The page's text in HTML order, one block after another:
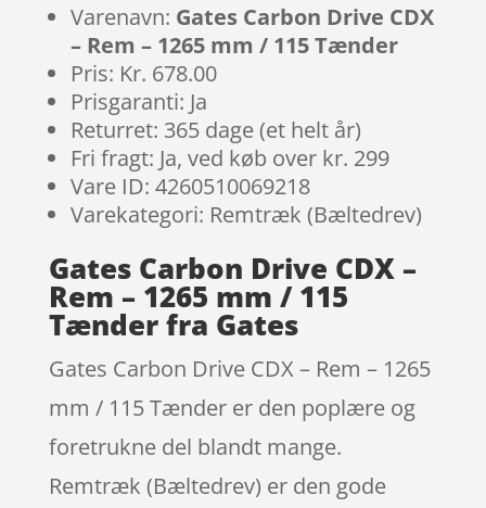
Varenavn: Gates Carbon Drive CDX
– Rem – 1265 mm / 115 Tænder
Pris: Kr. 678.00
Prisgaranti: Ja
Returret: 365 dage (et helt år)
Fri fragt: Ja, ved køb over kr. 299
Vare ID: 4260510069218
Varekategori: Remtræk (Bæltedrev)
Gates Carbon Drive CDX –
Rem – 1265 mm / 115
Tænder fra Gates
Gates Carbon Drive CDX – Rem – 1265
mm / 115 Tænder er den poplære og
foretrukne del blandt mange.
Remtræk (Bæltedrev) er den gode